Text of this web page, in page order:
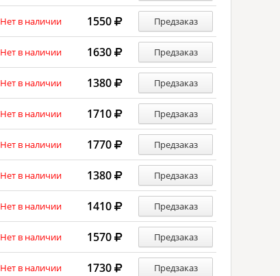
Нет в наличии 1550 Предзаказ
Нет в наличии 1630 Предзаказ
Нет в наличии 1380 Предзаказ
Нет в наличии 1710 Предзаказ
Нет в наличии 1770 Предзаказ
Нет в наличии 1380 Предзаказ
Нет в наличии 1410 Предзаказ
Нет в наличии 1570 Предзаказ
Нет в наличии 1730 Предзаказ